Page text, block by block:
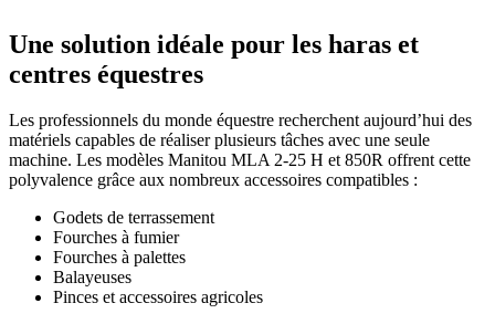
Une solution idéale pour les haras et
centres équestres
Les professionnels du monde équestre recherchent aujourd’hui des
matériels capables de réaliser plusieurs tâches avec une seule
machine. Les modèles Manitou MLA 2-25 H et 850R offrent cette
polyvalence grâce aux nombreux accessoires compatibles :
Godets de terrassement
Fourches à fumier
Fourches à palettes
Balayeuses
Pinces et accessoires agricoles